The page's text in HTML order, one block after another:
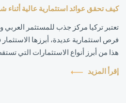
كيف تحقق عوائد استثمارية عالية أثناء
تعتبر تركيا مركز جذب للمستثمر العربي
هذا من أبرز أنواع الاستثمارات التي
تحظى عقارات ...
إقرأ المزيد